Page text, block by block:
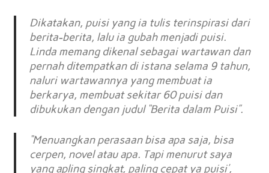
Dikatakan, puisi yang ia tulis terinspirasi dari
berita-berita, lalu ia gubah menjadi puisi.
Linda memang dikenal sebagai wartawan dan
pernah ditempatkan di istana selama 9 tahun,
naluri wartawannya yang membuat ia
berkarya, membuat sekitar 60 puisi dan
dibukukan dengan judul “Berita dalam Puisi”.
“Menuangkan perasaan bisa apa saja, bisa
cerpen, novel atau apa. Tapi menurut saya
yang apling singkat, paling cepat ya puisi’,